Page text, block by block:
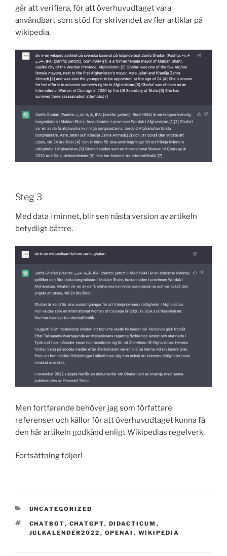
går att verifiera, för att överhuvudtaget vara
användbart som stöd för skrivandet av fler artiklar på
wikipedia.
Steg 3
Med data i minnet, blir sen nästa version av artikeln
betydligt bättre.
Men fortfarande behöver jag som författare
referenser och källor för att överhuvudtaget kunna få
den här artikeln godkänd enligt Wikipedias regelverk.
Fortsättning följer!
CATEGORIES
UNCATEGORIZED
TAGS
CHATBOT, CHATGPT, DIDACTICUM ,
JULKALENDER2022 , OPENAI , WIKIPEDIA